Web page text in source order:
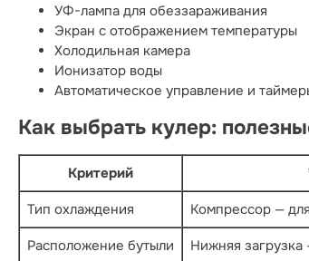
УФ-лампа для обеззараживания
Экран с отображением температуры
Холодильная камера
Ионизатор воды
Автоматическое управление и
Как выбрать кулер:
Критерий
Тип охлаждения
Компрессор —
Расположение бутыли
Нижняя